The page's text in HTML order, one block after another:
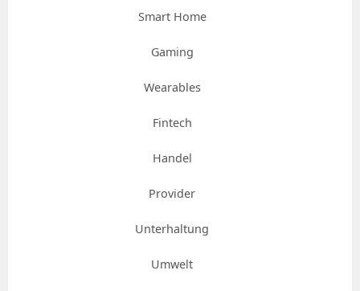
Smart Home
Gaming
Wearables
Fintech
Handel
Provider
Unterhaltung
Umwelt